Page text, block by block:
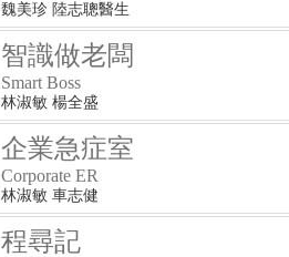
魏美珍 陸志聰醫生
智識做老闆
Smart Boss
林淑敏 楊全盛
企業急症室
Corporate ER
林淑敏 車志健
程尋記